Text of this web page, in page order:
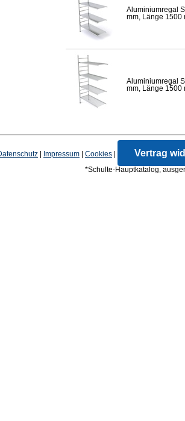
Aluminiumregal
mm, Länge 1500
Aluminiumregal
mm, Länge 1500
Impressum Cookies Vertrag
*Schulte-Hauptkatalog,